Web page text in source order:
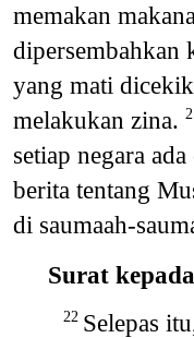
memakan
dipersembahkan
yang mati
melakukan zina.
setiap negara
berita tentang
di saumaah-
Surat
22 Selepas